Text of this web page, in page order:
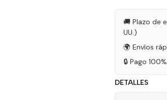
🚚 Plazo de
UU.)
🌍 Envíos
🔒 Pago
DETALLES